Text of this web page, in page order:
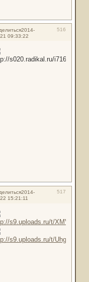
516
2014-
09:33:22
517
2014-
15:21:11